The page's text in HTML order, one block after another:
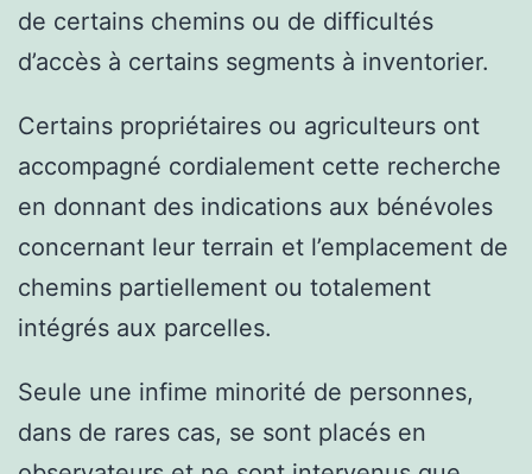
de certains chemins ou de difficultés
d’accès à certains segments à inventorier.
Certains propriétaires ou agriculteurs ont
accompagné cordialement cette recherche
en donnant des indications aux bénévoles
concernant leur terrain et l’emplacement de
chemins partiellement ou totalement
intégrés aux parcelles.
Seule une infime minorité de personnes,
dans de rares cas, se sont placés en